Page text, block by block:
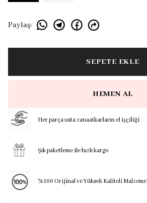
Paylaş:
SEPETE EKLE
HEMEN AL
Her parça usta zanaatkarların el işçiliği
Şık paketleme ile hızlı kargo
%100 Orijinal ve Yüksek Kaliteli Malzeme